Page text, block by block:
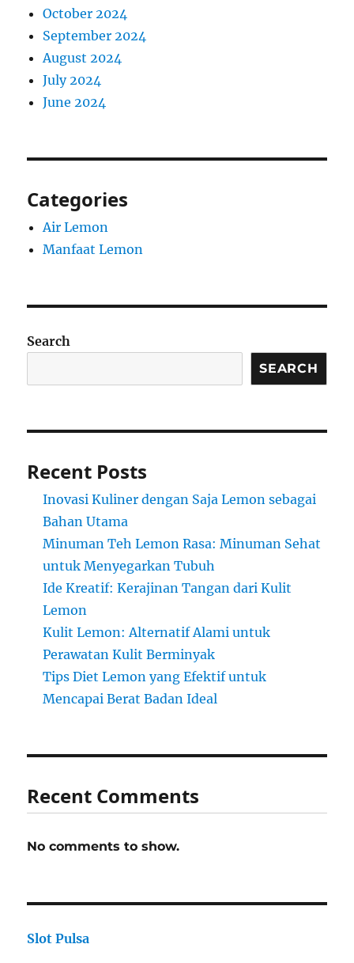
October 2024
September 2024
August 2024
July 2024
June 2024
Categories
Air Lemon
Manfaat Lemon
Search
SEARCH
Recent Posts
Inovasi Kuliner dengan Saja Lemon sebagai
Bahan Utama
Minuman Teh Lemon Rasa: Minuman Sehat
untuk Menyegarkan Tubuh
Ide Kreatif: Kerajinan Tangan dari Kulit
Lemon
Kulit Lemon: Alternatif Alami untuk
Perawatan Kulit Berminyak
Tips Diet Lemon yang Efektif untuk
Mencapai Berat Badan Ideal
Recent Comments
No comments to show.
Slot Pulsa